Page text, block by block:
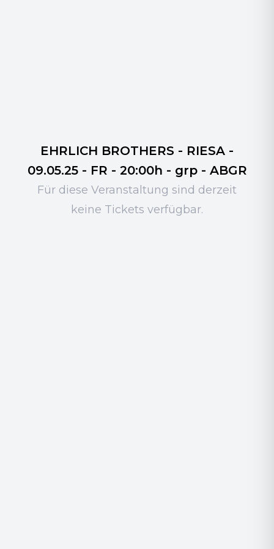
EHRLICH BROTHERS - RIESA -
09.05.25 - FR - 20:00h - grp - ABGR
Für diese Veranstaltung sind derzeit
keine Tickets verfügbar.